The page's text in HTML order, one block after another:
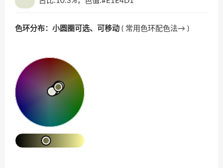
色环分布：小圆圈可选、可移动 ( 常用色环配色法→ )